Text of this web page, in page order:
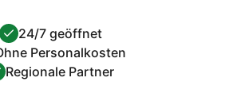
24/7 geöffnet
Personalkosten
Regionale Partner